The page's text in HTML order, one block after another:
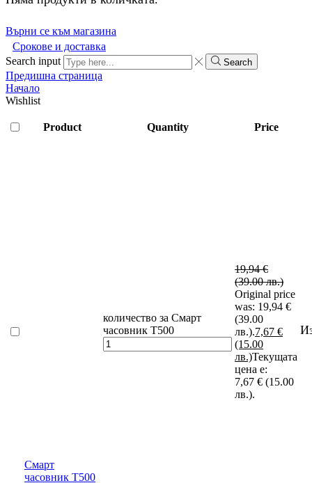
Върни се към магазина
Срокове и доставка
Search input
Search
Предишна страница
Начало
Wishlist
Product Quantity Price
Смарт
часовник T500
количество за Смарт
часовник T500
19,94€
(39.00 лв.)
Original price
was: 19,94 €
(39.00
лв.).7,67 €
(15.00
лв.)Текущата
цена е:
7,67 € (15.00
лв.).